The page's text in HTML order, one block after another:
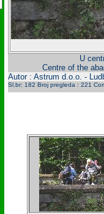
U
Centre of the
Autor : Astrum d.o.o. -
Sl.br: 182 Broj pregleda : 221